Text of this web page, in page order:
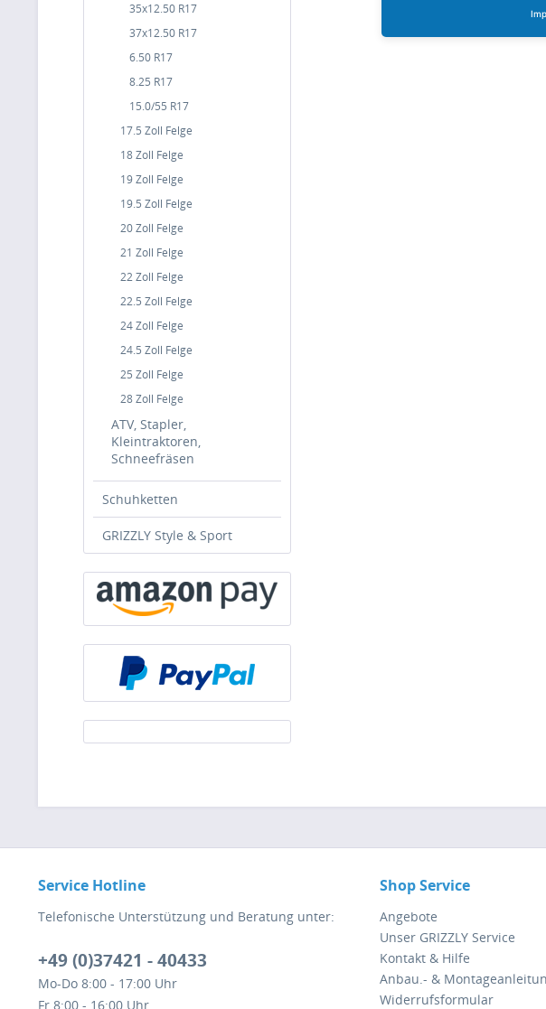
35x12.50 R17
37x12.50 R17
6.50 R17
8.25 R17
15.0/55 R17
17.5 Zoll Felge
18 Zoll Felge
19 Zoll Felge
19.5 Zoll Felge
20 Zoll Felge
21 Zoll Felge
22 Zoll Felge
22.5 Zoll Felge
24 Zoll Felge
24.5 Zoll Felge
25 Zoll Felge
28 Zoll Felge
ATV, Stapler,
Kleintraktoren,
Schneefräsen
Schuhketten
GRIZZLY Style & Sport
Service Hotline
Telefonische Unterstützung und Beratung unter:
+49 (0)37421 - 40433
Mo-Do 8:00 - 17:00 Uhr
Fr 8:00 - 16:00 Uhr
Shop Service
Angebote
Unser GRIZZLY Service
Kontakt & Hilfe
Anbau.- &
Widerrufsformular